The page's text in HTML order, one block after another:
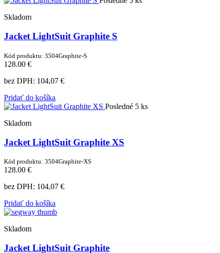
Skladom
Jacket LightSuit Graphite S
Kód produktu: 3504Graphite-S
128.00 €
bez DPH: 104,07 €
Pridať do košíka
Posledné 5 ks
Skladom
Jacket LightSuit Graphite XS
Kód produktu: 3504Graphite-XS
128.00 €
bez DPH: 104,07 €
Pridať do košíka
Skladom
Jacket LightSuit Graphite